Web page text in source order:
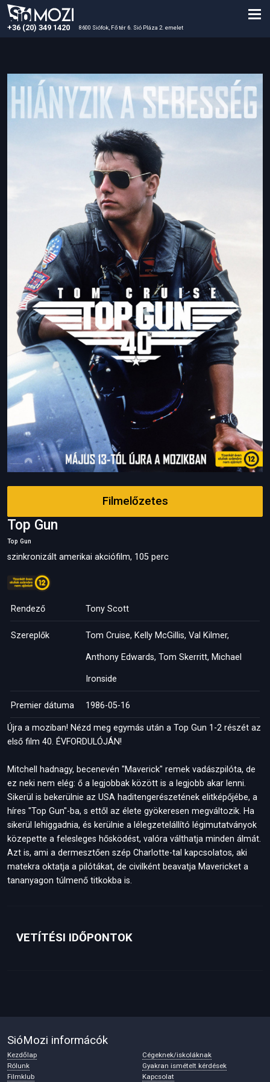
+36 (20) 349 1420 8600 Siófok, Fő tér 6. Sió Pláza 2. emelet
Filmelőzetes
Top Gun
Top Gun
szinkronizált amerikai akciófilm, 105 perc
Rendező Tony Scott
Szereplők Tom Cruise, Kelly McGillis, Val Kilmer,
Anthony Edwards, Tom Skerritt, Michael
Ironside
Premier dátuma 1986-05-16
Újra a moziban! Nézd meg egymás után a Top Gun 1-2 részét az
első film 40. ÉVFORDULÓJÁN!
Mitchell hadnagy, becenevén "Maverick" remek vadászpilóta, de
ez neki nem elég: ő a legjobbak között is a legjobb akar lenni.
Sikerül is bekerülnie az USA haditengerészetének elitképőjébe, a
híres "Top Gun"-ba, s ettől az élete gyökeresen megváltozik. Ha
sikerül lehiggadnia, és kerülnie a lélegzetelállító légimutatványok
közepette a felesleges hősködést, valóra válthatja minden álmát.
Azt is, ami a dermesztően szép Charlotte-tal kapcsolatos, aki
matekra oktatja a pilótákat, de civilként beavatja Mavericket a
tananyagon túlmenő titkokba is.
VETÍTÉSI IDŐPONTOK
SióMozi informácók
Kezdőlap
Rólunk
Filmklub
Cégeknek/iskoláknak
Gyakran ismételt kérdések
Kapcsolat